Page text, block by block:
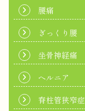
腰痛
ぎっくり腰
坐骨神経痛
ヘルニア
脊柱管狭窄症